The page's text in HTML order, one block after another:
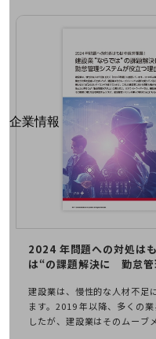
新規会員登録/ログインはこち
100回線以上のお問い合わせ
別ウィンドウで開きます
企業情報
企業情報TOP
会社案内TOP
沿革
社長からのご挨拶
事業拠点
グループ会社
2024 年問題への対処は
は“の課題解決に 勤怠管
建設業は、慢性的な人材不足
ます。2019 年以降、多くの
したが、建設業はそのムーブ